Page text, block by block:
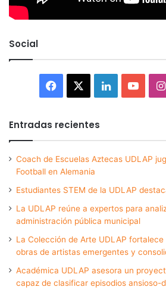
Social
Facebook LinkedIn
Entradas recientes
Coach de Escuelas Aztecas UDLAP
Football en Alemania
Estudiantes STEM de la UDLAP
La UDLAP reúne a expertos para
administración pública municipal
La Colección de Arte UDLAP
obras de artistas emergentes y
Académica UDLAP asesora un
capaz de clasificar episodios ansioso-